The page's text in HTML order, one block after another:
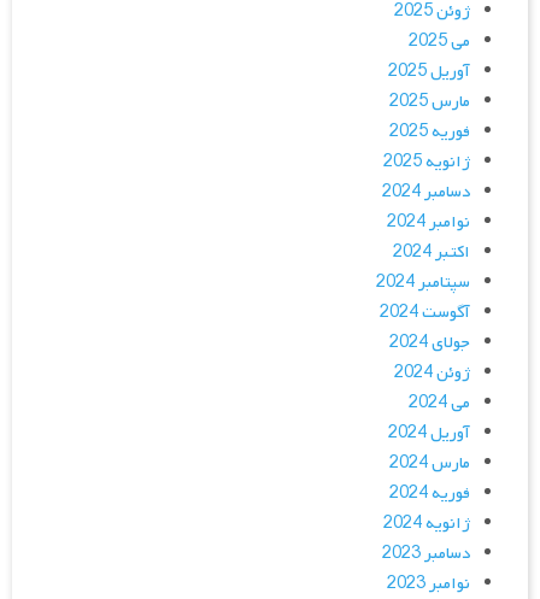
ژوئن 2025
می 2025
آوریل 2025
مارس 2025
فوریه 2025
ژانویه 2025
دسامبر 2024
نوامبر 2024
اکتبر 2024
سپتامبر 2024
آگوست 2024
جولای 2024
ژوئن 2024
می 2024
آوریل 2024
مارس 2024
فوریه 2024
ژانویه 2024
دسامبر 2023
نوامبر 2023